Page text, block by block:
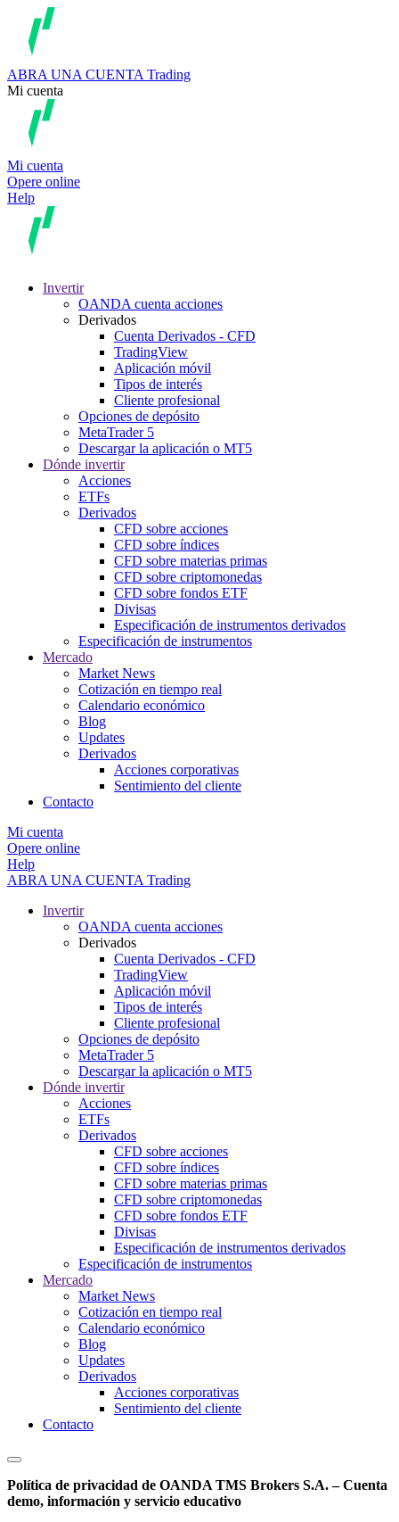
ABRA UNA CUENTA Trading
Mi cuenta
Mi cuenta
Opere online
Help
Invertir
OANDA cuenta acciones
Derivados
Cuenta Derivados - CFD
TradingView
Aplicación móvil
Tipos de interés
Cliente profesional
Opciones de depósito
MetaTrader 5
Descargar la aplicación o MT5
Dónde invertir
Acciones
ETFs
Derivados
CFD sobre acciones
CFD sobre índices
CFD sobre materias primas
CFD sobre criptomonedas
CFD sobre fondos ETF
Divisas
Especificación de instrumentos derivados
Especificación de instrumentos
Mercado
Market News
Cotización en tiempo real
Calendario económico
Blog
Updates
Derivados
Acciones corporativas
Sentimiento del cliente
Contacto
Mi cuenta
Opere online
Help
ABRA UNA CUENTA Trading
Invertir
OANDA cuenta acciones
Derivados
Cuenta Derivados - CFD
TradingView
Aplicación móvil
Tipos de interés
Cliente profesional
Opciones de depósito
MetaTrader 5
Descargar la aplicación o MT5
Dónde invertir
Acciones
ETFs
Derivados
CFD sobre acciones
CFD sobre índices
CFD sobre materias primas
CFD sobre criptomonedas
CFD sobre fondos ETF
Divisas
Especificación de instrumentos derivados
Especificación de instrumentos
Mercado
Market News
Cotización en tiempo real
Calendario económico
Blog
Updates
Derivados
Acciones corporativas
Sentimiento del cliente
Contacto
Política de privacidad de OANDA TMS Brokers S.A. – Cuenta
demo, información y servicio educativo